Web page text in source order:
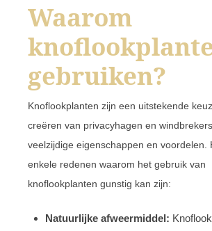
Waarom
gebruiken?
Knoflookplanten zijn een uitstekende
creëren van privacyhagen en
veelzijdige eigenschappen en voordelen.
enkele redenen waarom het gebruik van
knoflookplanten gunstig kan zijn:
Natuurlijke afweermiddel: